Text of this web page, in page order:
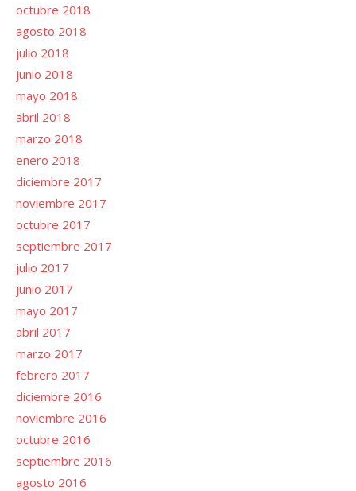
octubre 2018
agosto 2018
julio 2018
junio 2018
mayo 2018
abril 2018
marzo 2018
enero 2018
diciembre 2017
noviembre 2017
octubre 2017
septiembre 2017
julio 2017
junio 2017
mayo 2017
abril 2017
marzo 2017
febrero 2017
diciembre 2016
noviembre 2016
octubre 2016
septiembre 2016
agosto 2016